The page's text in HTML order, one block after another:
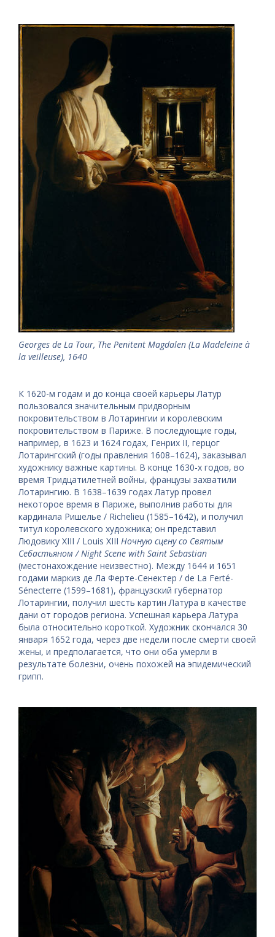
Georges de La Tour, The Penitent Magdalen (La Madeleine à
la veilleuse), 1640
К 1620-м годам и до конца своей карьеры Латур
пользовался значительным придворным
покровительством в Лотарингии и королевским
покровительством в Париже. В последующие годы,
например, в 1623 и 1624 годах, Генрих II, герцог
Лотарингский (годы правления 1608–1624), заказывал
художнику важные картины. В конце 1630-х годов, во
время Тридцатилетней войны, французы захватили
Лотарингию. В 1638–1639 годах Латур провел
некоторое время в Париже, выполнив работы для
кардинала Ришелье / Richelieu (1585–1642), и получил
титул королевского художника; он представил
Людовику XIII / Louis XIII Ночную сцену со Святым
Себастьяном / Night Scene with Saint Sebastian
(местонахождение неизвестно). Между 1644 и 1651
годами маркиз де Ла Ферте-Сенектер / de La Ferté-
Sénecterre (1599–1681), французский губернатор
Лотарингии, получил шесть картин Латура в качестве
дани от городов региона. Успешная карьера Латура
была относительно короткой. Художник скончался 30
января 1652 года, через две недели после смерти своей
жены, и предполагается, что они оба умерли в
результате болезни, очень похожей на эпидемический
грипп.